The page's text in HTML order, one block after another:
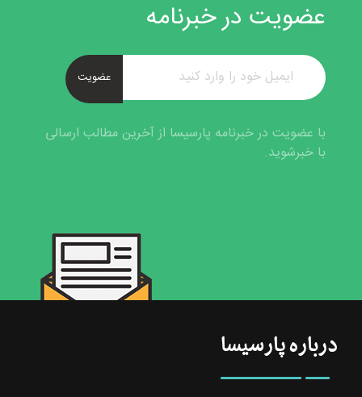
عضویت در خبرنامه
عضویت
با عضویت در خبرنامه پارسیسا از آخرین مطالب ارسالی
با خبرشوید.
درباره پارسیسا